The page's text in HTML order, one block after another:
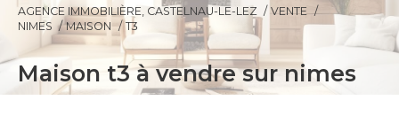
AGENCE IMMOBILIÈRE, CASTELNAU-LE-LEZ
VENTE
NIMES
MAISON T3
maison t3 à vendre sur nimes